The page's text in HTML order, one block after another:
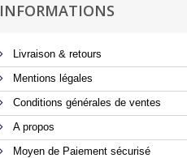
INFORMATIONS
Livraison & retours
Mentions légales
Conditions générales de ventes
A propos
Moyen de Paiement sécurisé